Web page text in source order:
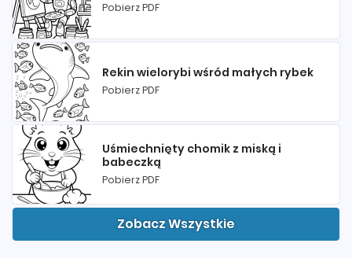
Pobierz PDF
Rekin wielorybi wśród małych rybek
Pobierz PDF
Uśmiechnięty chomik z miską i
babeczką
Pobierz PDF
Zobacz Wszystkie